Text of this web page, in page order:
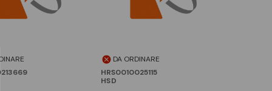
DA ORDINARE
HRS0010025115
HSD